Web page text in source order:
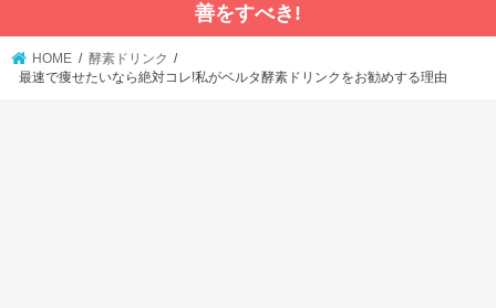
善をすべき!
HOME
酵素ドリンク
最速で痩せたいなら絶対コレ!私がベルタ酵素ドリンクをお勧めする理由